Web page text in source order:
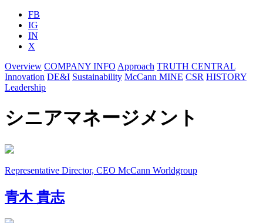
FB
IG
IN
X
Overview COMPANY INFO Approach TRUTH CENTRAL
Innovation DE&I Sustainability McCann MINE CSR HISTORY
Leadership
シニアマネージメント
Representative Director, CEO McCann Worldgroup
青木 貴志